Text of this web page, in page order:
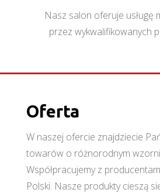
Nasz salon oferuje usługę
przez wykwalifikowanych
Oferta
W naszej ofercie znajdziecie
towarów o różnorodnym
Współpracujemy z
Polski. Nasze produkty cieszą